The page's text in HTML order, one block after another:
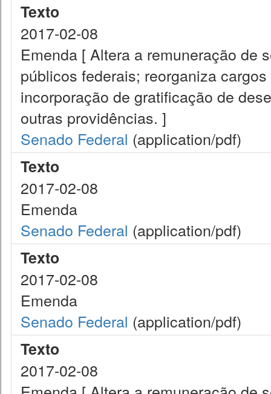
Texto
2017-02-08
Emenda [ Altera a remuneração de
públicos federais; reorganiza
incorporação de gratificação de
outras providências. ]
Senado Federal (application/pdf)
Texto
2017-02-08
Emenda
Senado Federal (application/pdf)
Texto
2017-02-08
Emenda
Senado Federal (application/pdf)
Texto
2017-02-08